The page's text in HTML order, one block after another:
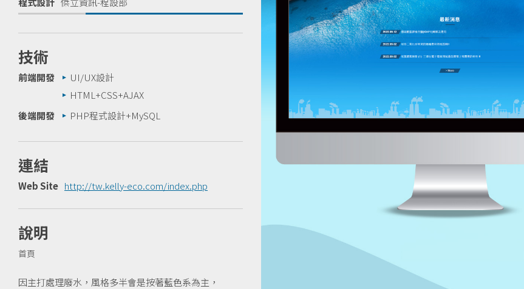
技術
前端開發
UI/UX設計
HTML+CSS+AJAX
後端開發
PHP程式設計+MySQL
連結
Web Site http://tw.kelly-eco.com/index.php
說明
首頁
因主打處理廢水，風格多半會是按著藍色系為主，